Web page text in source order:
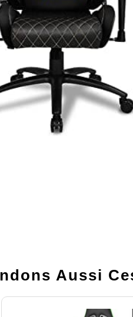
Aussi